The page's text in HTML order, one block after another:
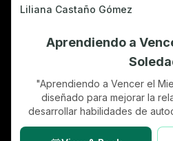
Liliana Castaño Gómez
Aprendiendo a
"Aprendiendo a Vencer el
diseñado para mejorar la
desarrollar habilidades de
reducir el estrés emocional